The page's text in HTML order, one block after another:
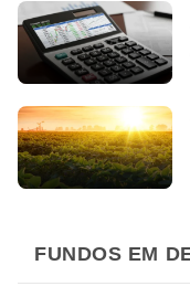
FUNDOS EM